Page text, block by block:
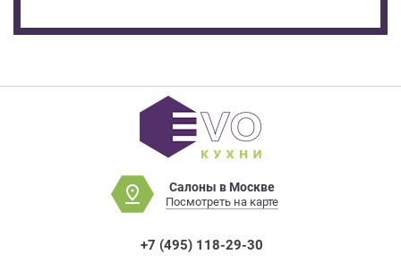
Салоны в Москве
Посмотреть на карте
+7 (495) 118-29-30